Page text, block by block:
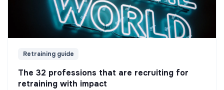
Retraining guide
The 32 professions that are recruiting for
retraining with impact